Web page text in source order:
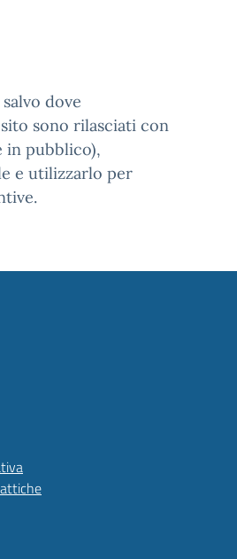
dove
sono rilasciati con
in pubblico),
e utilizzarlo per